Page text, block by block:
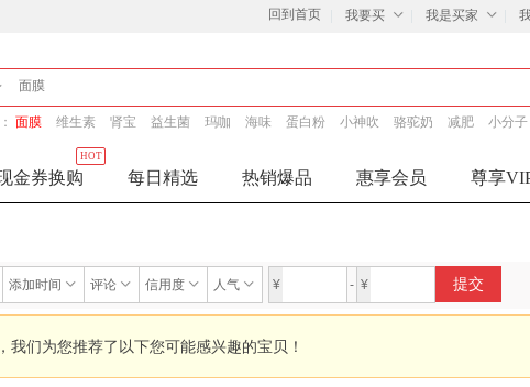
回到首页 我要买 我是买家
面膜 维生素 肾宝 益生菌 玛咖 海味 蛋白粉 小神吹 骆驼奶 减肥 小分子
金券换购
HOT
每日精选 热销爆品 惠享会员 尊享
添加时间 评论 信用度 人气 ¥ - ¥ 提交
们为您推荐了以下您可能感兴趣的宝贝！